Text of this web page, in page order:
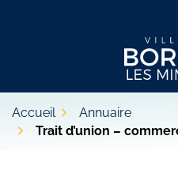
Accueil
Annuaire
Trait d’union –